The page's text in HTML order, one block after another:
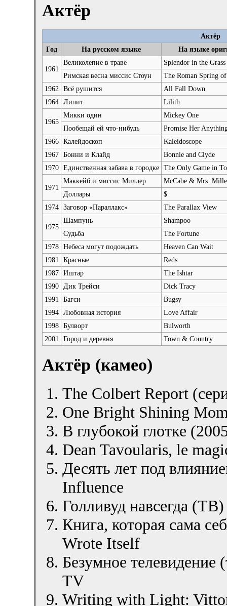
Актёр
Актёр
Год
На русском языке На языке
1961
Великолепие в траве
Splendor in the Grass
Римская весна миссис Стоун
The Roman Spring
1962 Всё рушится
All Fall Down
1964 Лилит Lilith
1965
Микки один
Mickey One
Пообещай ей что-нибудь
Promise Her
1966 Калейдоскоп
Kaleidoscope
1967 Бонни и Клайд
Bonnie and Clyde
1970 Единственная забава в городке The Only Game in
1971
Маккейб и миссис Миллер
McCabe & Mrs.
Доллары
$
1974 Заговор «Параллакс» The Parallax View
1975
Шампунь
Shampoo
Судьба
The Fortune
1978 Небеса могут подождать
Heaven Can Wait
1981
Красные
Reds
1987 Иштар
The Ishtar
1990 Дик Трейси
Dick Tracy
1991
Багси
Bugsy
1994 Любовная история
Love Affair
1998 Булворт
Bulworth
2001
Город и деревня Town & Country
Актёр (камео)
The Colbert Report
One Bright Shining
В глубокой глотке
Dean Tavoularis, le
Десять лет под
Influence
Голливуд навсегда
Книга, которая сама
Wrote Itself
Безумное
TV
Writing with Light: